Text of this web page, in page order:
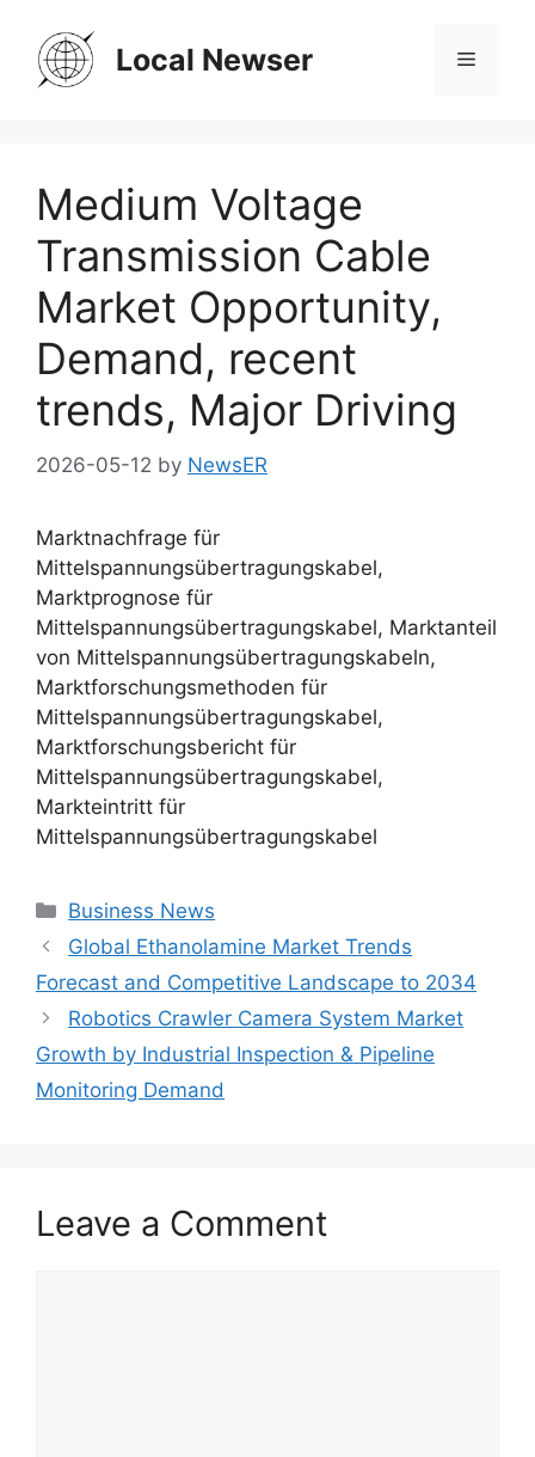
content
Local Newser Menu
Medium Voltage
Transmission Cable
Market Opportunity,
Demand, recent
trends, Major Driving
2026-05-12 by NewsER
Marktnachfrage für
Mittelspannungsübertragungskabel,
Marktprognose für
Mittelspannungsübertragungskabel, Marktanteil
von Mittelspannungsübertragungskabeln,
Marktforschungsmethoden für
Mittelspannungsübertragungskabel,
Marktforschungsbericht für
Mittelspannungsübertragungskabel,
Markteintritt für
Mittelspannungsübertragungskabel
Categories
Business News
Global Ethanolamine Market Trends
Forecast and Competitive Landscape to 2034
Robotics Crawler Camera System Market
Growth by Industrial Inspection & Pipeline
Monitoring Demand
Leave a Comment